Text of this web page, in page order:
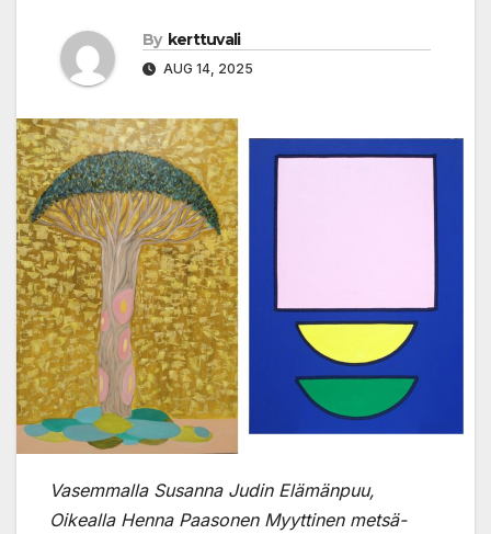
By kerttuvali
AUG 14, 2025
Vasemmalla Susanna Judin Elämänpuu,
Oikealla Henna Paasonen Myyttinen metsä-